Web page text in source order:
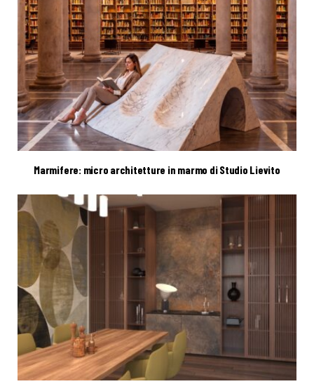
Marmifere: micro architetture in marmo di Studio Lievito